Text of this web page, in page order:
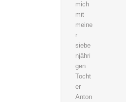
mich
mit
meine
r
siebe
njähri
gen
Tocht
er
Anton